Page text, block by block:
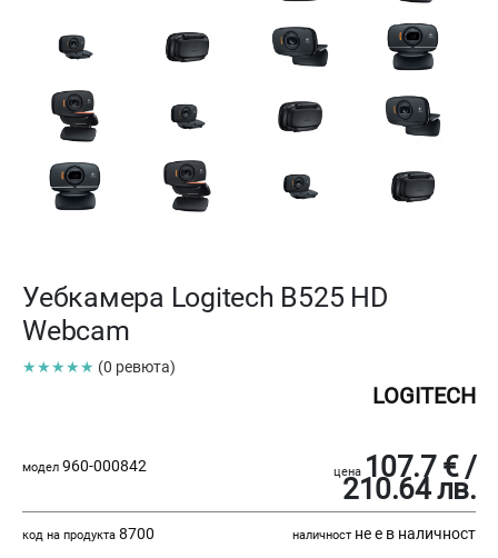
Уебкамера Logitech B525 HD
Webcam
★★★★★ (0 ревюта)
LOGITECH
модел 960-000842 цена 107.7 € /
210.64 лв.
код на продукта 8700 наличност не е в наличност